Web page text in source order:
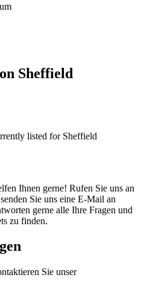
Sheffield
listed for Sheffield
Ihnen gerne! Rufen Sie uns an
Sie uns eine E-Mail an
gerne alle Ihre Fragen und
zu finden.
Sie unser